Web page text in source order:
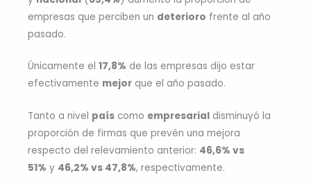
empresas que perciben un deterioro frente al año
pasado.
Únicamente el 17,8% de las empresas dijo estar
efectivamente mejor que el año pasado.
Tanto a nivel país como empresarial disminuyó la
proporción de firmas que prevén una mejora
respecto del relevamiento anterior: 46,6% vs
51% y 46,2% vs 47,8%, respectivamente.